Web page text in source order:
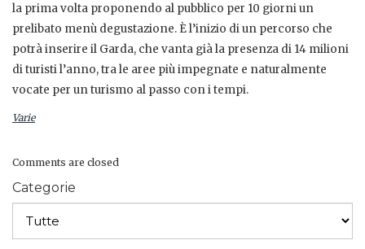
la prima volta proponendo al pubblico per 10 giorni un
prelibato menù degustazione. È l’inizio di un percorso che
potrà inserire il Garda, che vanta già la presenza di 14 milioni
di turisti l’anno, tra le aree più impegnate e naturalmente
vocate per un turismo al passo con i tempi.
Varie
Comments are closed
Categorie